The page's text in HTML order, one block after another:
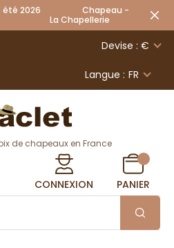
été 2026 Chapeau -
La Chapellerie
Devise : €
Langue : FR
de chapeaux en France
CONNEXION PANIER